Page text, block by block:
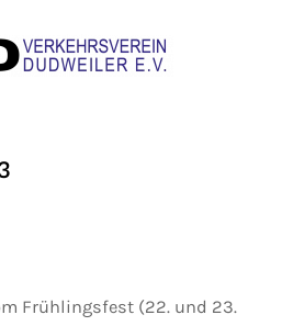
Frühlingsfest (22. und 23.